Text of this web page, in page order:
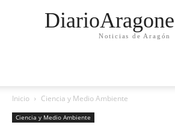
Noticias de Aragón
Inicio Ciencia y Medio Ambiente
Ciencia y Medio Ambiente